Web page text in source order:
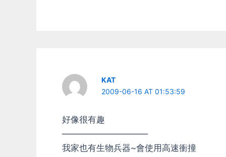
KAT
2009-06-16 AT 01:53:59
好像很有趣
——————————
我家也有生物兵器~會使用高速衝撞